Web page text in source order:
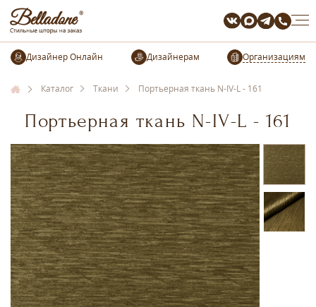
Организациям
Каталог Ткани Портьерная ткань N-IV-L - 161
Портьерная ткань N-IV-L - 161